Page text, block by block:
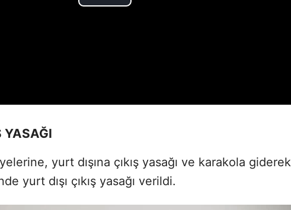
YASAĞI
yurt dışına çıkış yasağı ve karakola giderek
yurt dışı çıkış yasağı verildi.